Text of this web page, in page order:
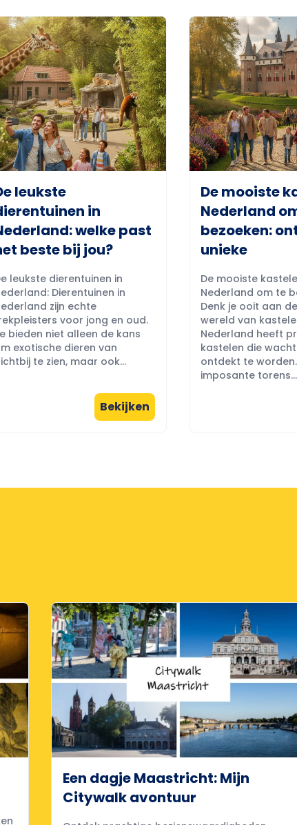
leukste
in
welke past
beste bij jou?
leukste dierentuinen in
Dierentuinen in
zijn echte
voor jong en oud.
bieden niet alleen de kans
exotische dieren van
te zien, maar ook...
Bekijken
De mooiste
Nederland
bezoeken:
unieke
De mooiste
Nederland om te
Denk je ooit aan
wereld van
Nederland heeft
kastelen die
ontdekt te
imposante torens...
Een dagje Maastricht: Mijn
Citywalk avontuur